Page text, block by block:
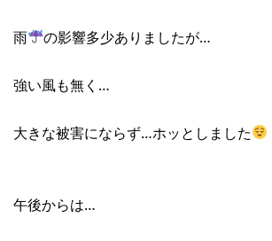
雨 の影響多少ありましたが…
強い風も無く…
大きな被害にならず…ホッとしました
午後からは…